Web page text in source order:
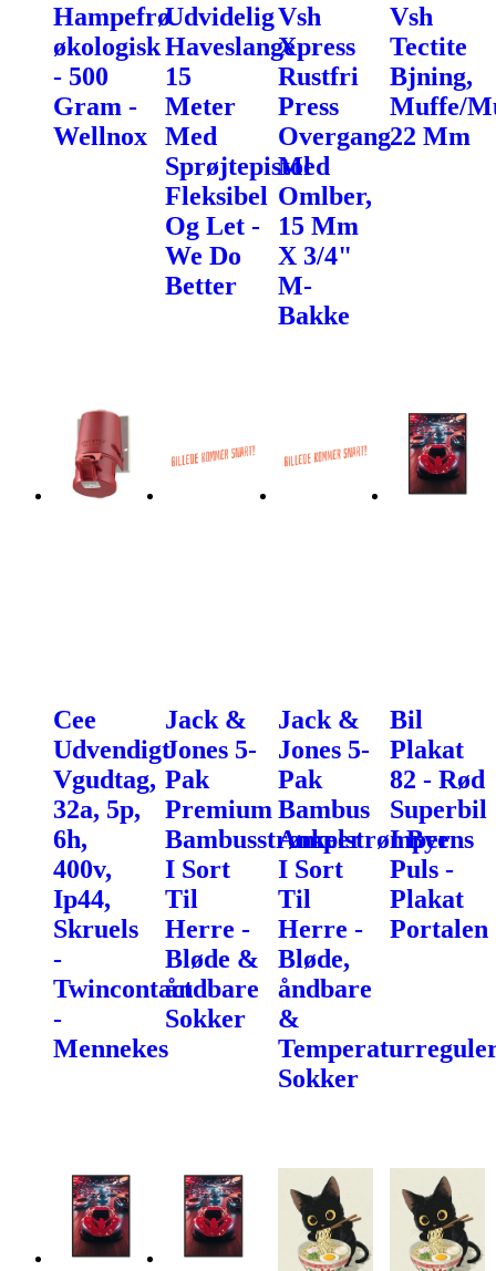
Hampefrø
økologisk
- 500
Gram -
Wellnox
Udvidelig
Haveslange
15
Meter
Med
Sprøjtepistol
Fleksibel
Og Let -
We Do
Better
Vsh
Xpress
Rustfri
Press
Overgang
Med
Omlber,
15 Mm
X 3/4"
M-
Bakke
Vsh
Tectite
Bjning,
Muffe/
22 Mm
Cee
Udvendigt
Vgudtag,
32a, 5p,
6h,
400v,
Ip44,
Skruels
-
Twincontact
-
Mennekes
Jack &
Jones 5-
Pak
Premium
Bambusstrømper
I Sort
Til
Herre -
Bløde &
åndbare
Sokker
Jack &
Jones 5-
Pak
Bambus
Ankelstrømper
I Sort
Til
Herre -
Bløde,
åndbare
&
Sokker
Bil
Plakat
82 - Rød
Superbil
I Byens
Puls -
Plakat
Portalen